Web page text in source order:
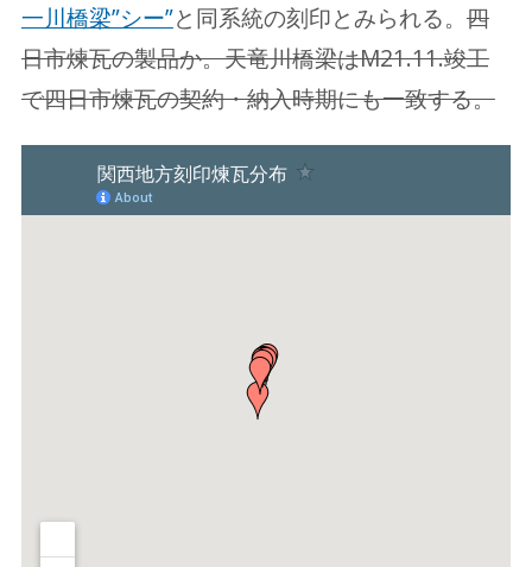
一川橋梁”シー”と同系統の刻印とみられる。 四
日市煉瓦の製品か。天竜川橋梁はM21.11.竣工
で四日市煉瓦の契約・納入時期にも一致する。